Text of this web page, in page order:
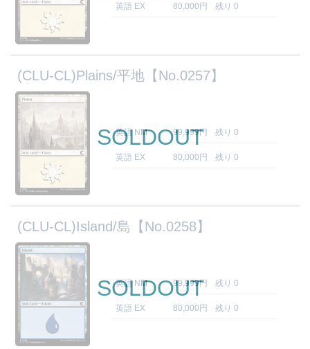
英語 EX 80,000円 残り 0
(CLU-CL)Plains/平地【No.0257】
英語 NM 99,999円 残り 0
英語 EX 80,000円 残り 0
SOLDOUT
(CLU-CL)Island/島【No.0258】
英語 NM 99,999円 残り 0
英語 EX 80,000円 残り 0
SOLDOUT